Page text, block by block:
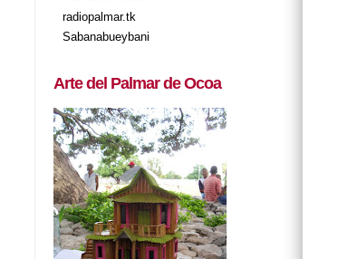
radiopalmar.tk
Sabanabueybani
Arte del Palmar de Ocoa